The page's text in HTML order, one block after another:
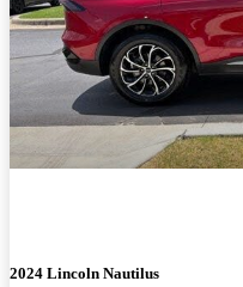
2024 Lincoln Nautilus